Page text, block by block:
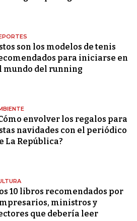
son los modelos de tenis
para iniciarse en
mundo del running
envolver los regalos para
navidades con el periódico
La República?
10 libros recomendados por
ministros y
que debería leer